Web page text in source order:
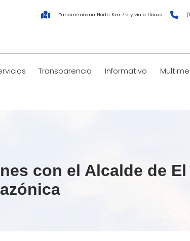
Panamericana Norte Km 7.5 y vía a Llacao
Transparencia Informativo
con el Alcalde de